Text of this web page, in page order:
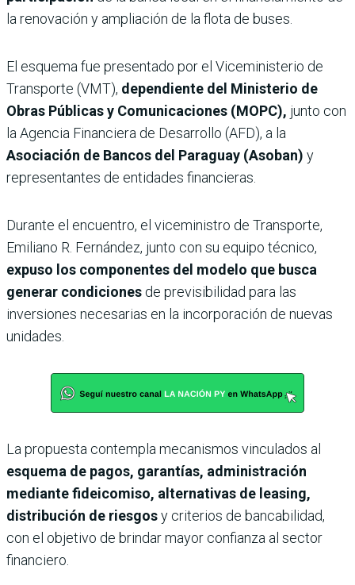
la renovación y ampliación de la flota de buses.
El esquema fue presentado por el Viceministerio de
Transporte (VMT), dependiente del Ministerio de
Obras Públicas y Comunicaciones (MOPC), junto con
la Agencia Financiera de Desarrollo (AFD), a la
Asociación de Bancos del Paraguay (Asoban) y
representantes de entidades financieras.
Durante el encuentro, el viceministro de Transporte,
Emiliano R. Fernández, junto con su equipo técnico,
expuso los componentes del modelo que busca
generar condiciones de previsibilidad para las
inversiones necesarias en la incorporación de nuevas
unidades.
La propuesta contempla mecanismos vinculados al
esquema de pagos, garantías, administración
mediante fideicomiso, alternativas de leasing,
distribución de riesgosy criterios de bancabilidad,
con el objetivo de brindar mayor confianza al sector
financiero.